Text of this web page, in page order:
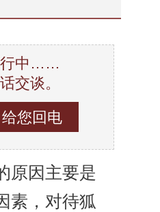
行中……
交谈。
原因主要是
素，对待狐